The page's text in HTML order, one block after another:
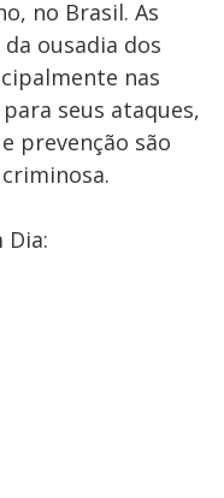
no Brasil. As
ousadia dos
nas
seus ataques,
prevenção são
Dia: